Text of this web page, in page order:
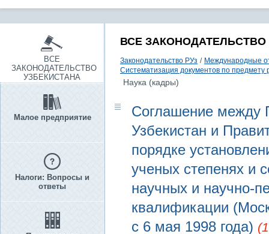
ВСЕ
ЗАКОНОДАТЕЛЬСТВО
УЗБЕКИСТАНА
Малое предприятие
Налоги: Вопросы и
ответы
ВСЕ ЗАКОНОДАТЕЛЬСТВО
Законодательство РУз / Международные
Систематизация документов по предмету
Наука (кадры)
Соглашение между
Узбекистан и
порядке
ученых степенях и
научных и научно-
квалификации
с 6 мая 1998 года)